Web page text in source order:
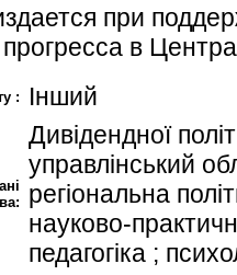
при
прогресса в
: Інший
Дивідендної
управлінський
регіональна
науково-
педагогіка ;